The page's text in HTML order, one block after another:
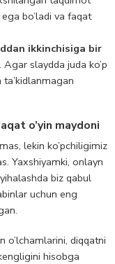
bo’ladi va faqat
ikkinchisiga bir
slaydda juda ko’p
ta’kidlanmagan
o’yin maydoni
lekin ko’pchiligimiz
Yaxshiyamki, onlayn
biz qabul
uchun eng
o’lchamlarini, diqqatni
hisobga